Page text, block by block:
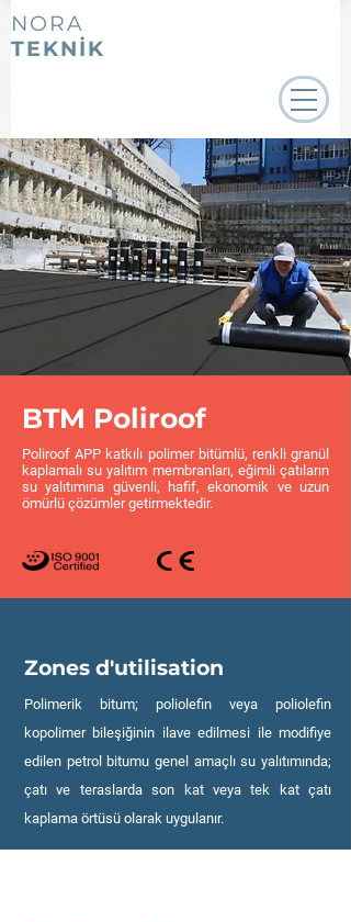
NORA
TEKNİK
BTM Poliroof
Poliroof APP katkılı polimer bitümlü, renkli granül
kaplamalı su yalıtım membranları, eğimli çatıların
su yalıtımına güvenli, hafif, ekonomik ve uzun
ömürlü çözümler getirmektedir.
Zones d'utilisation
Polimerik bitum; poliolefin veya poliolefin
kopolimer bileşiğinin ilave edilmesi ile modifiye
edilen petrol bitumu genel amaçlı su yalıtımında;
çatı ve teraslarda son kat veya tek kat çatı
kaplama örtüsü olarak uygulanır.